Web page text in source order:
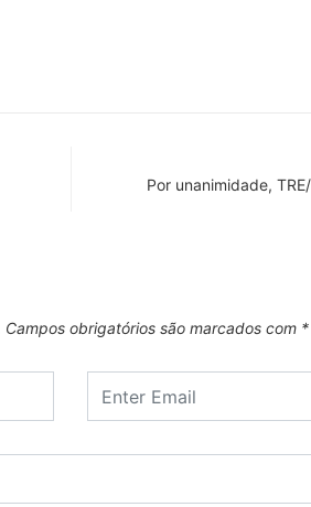
Por unanimidade,
Campos obrigatórios são marcados com *